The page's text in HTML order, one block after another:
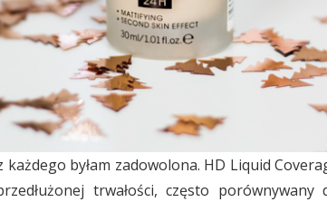
byłam zadowolona. HD Liquid
trwałości, często porównywany